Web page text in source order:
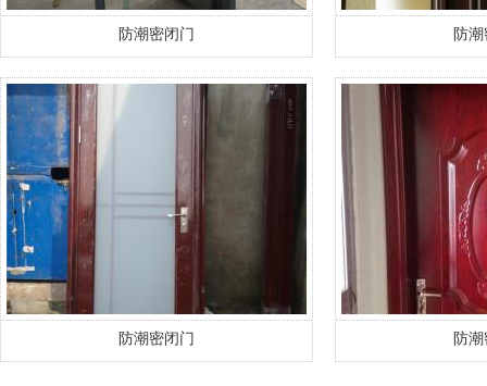
防潮密闭门 防
防潮密闭门 防